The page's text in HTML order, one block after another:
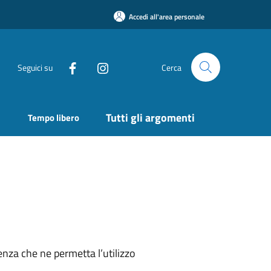
Accedi all'area personale
Seguici su Cerca
Tempo libero Tutti gli argomenti
che ne permetta l’utilizzo